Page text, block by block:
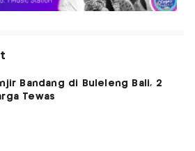
Bandang di Buleleng Bali, 2
Tewas